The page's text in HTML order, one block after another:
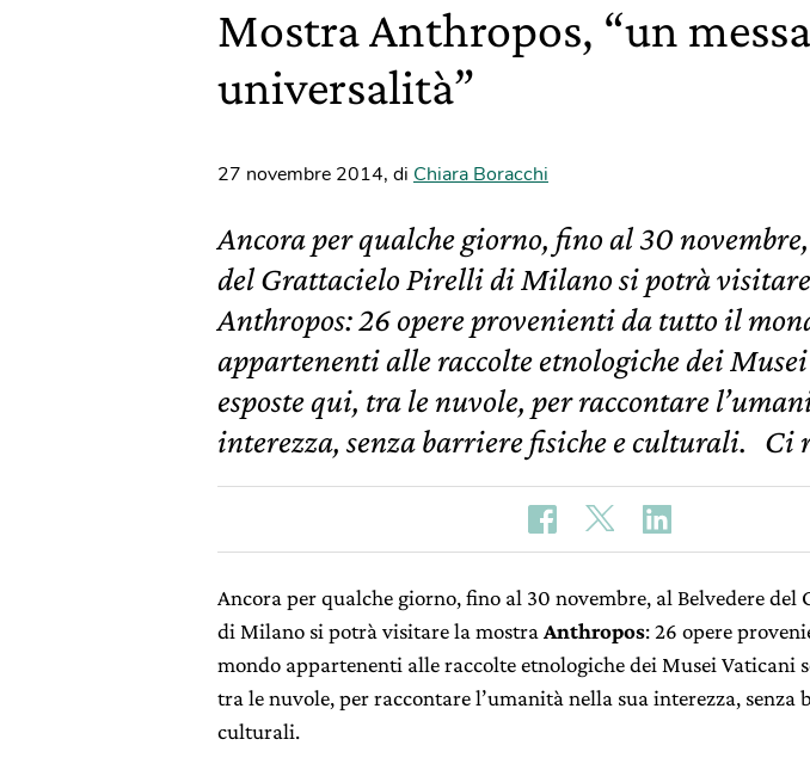
Mostra Anthropos, “un
universalità”
27 novembre 2014, di Chiara Boracchi
Ancora per qualche giorno, fino al 30
del Grattacielo Pirelli di Milano si potrà
Anthropos: 26 opere provenienti da tutto il
appartenenti alle raccolte etnologiche dei
esposte qui, tra le nuvole, per raccontare
interezza, senza barriere fisiche e culturali. Ci
Ancora per qualche giorno, fino al 30 novembre, al Belvedere del
di Milano si potrà visitare la mostra Anthropos: 26 opere
mondo appartenenti alle raccolte etnologiche dei Musei Vaticani
tra le nuvole, per raccontare l’umanità nella sua interezza, senza
culturali.